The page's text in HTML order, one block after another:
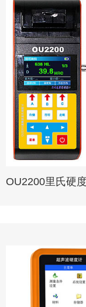
OU2200里氏硬